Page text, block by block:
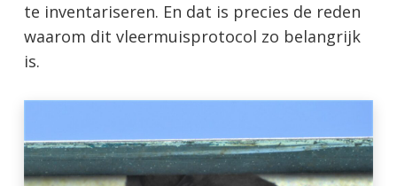
te inventariseren. En dat is precies de reden
waarom dit vleermuisprotocol zo belangrijk
is.